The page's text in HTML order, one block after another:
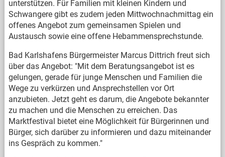
unterstützen. Für Familien mit kleinen Kindern und
Schwangere gibt es zudem jeden Mittwochnachmittag ein
offenes Angebot zum gemeinsamen Spielen und
Austausch sowie eine offene Hebammensprechstunde.
Bad Karlshafens Bürgermeister Marcus Dittrich freut sich
über das Angebot: "Mit dem Beratungsangebot ist es
gelungen, gerade für junge Menschen und Familien die
Wege zu verkürzen und Ansprechstellen vor Ort
anzubieten. Jetzt geht es darum, die Angebote bekannter
zu machen und die Menschen zu erreichen. Das
Marktfestival bietet eine Möglichkeit für Bürgerinnen und
Bürger, sich darüber zu informieren und dazu miteinander
ins Gespräch zu kommen."